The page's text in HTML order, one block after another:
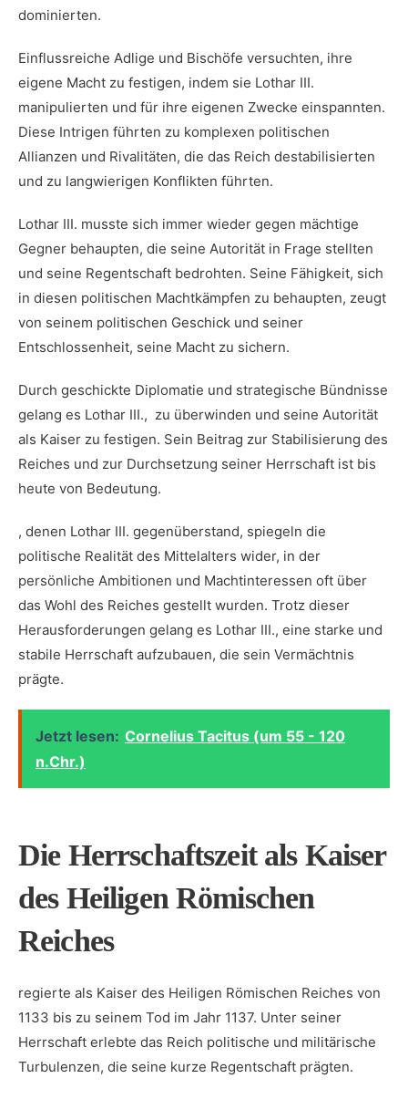
dominierten.
Einflussreiche⁤ Adlige und Bischöfe versuchten, ihre
eigene Macht zu​ festigen, indem sie Lothar III.
manipulierten und ‌für ihre eigenen Zwecke einspannten.
Diese Intrigen​ führten zu komplexen ​politischen
Allianzen und Rivalitäten, die ⁣das Reich destabilisierten
und zu langwierigen Konflikten führten.
Lothar III. musste sich ‍immer wieder gegen ‌mächtige
Gegner behaupten, die seine Autorität ​in Frage stellten
und seine Regentschaft bedrohten. Seine ⁢Fähigkeit, ⁣sich
in⁣ diesen politischen‍ Machtkämpfen‌ zu behaupten, zeugt
von seinem politischen Geschick und seiner
Entschlossenheit, seine Macht zu sichern.
Durch geschickte Diplomatie und strategische Bündnisse
gelang es Lothar III., ‍ zu ​überwinden und seine⁣ Autorität
als⁤ Kaiser zu festigen. Sein Beitrag zur Stabilisierung des
Reiches‌ und zur Durchsetzung‍ seiner Herrschaft ist bis
heute von Bedeutung.
, denen Lothar III. gegenüberstand, spiegeln die
politische⁣ Realität des Mittelalters ​wider, in der
persönliche Ambitionen und Machtinteressen oft über
das Wohl des⁤ Reiches gestellt wurden. ‌Trotz dieser
Herausforderungen gelang es Lothar III., eine starke ‌und
stabile Herrschaft aufzubauen, die sein Vermächtnis
prägte.
Jetzt lesen: Cornelius Tacitus (um 55 - 120
n.Chr.)
Die Herrschaftszeit als Kaiser
des Heiligen Römischen
Reiches
regierte​ als Kaiser des Heiligen Römischen ⁤Reiches​ von⁢
1133 bis zu seinem Tod im Jahr​ 1137. Unter seiner
Herrschaft erlebte das Reich ‍politische und militärische
Turbulenzen, die seine kurze Regentschaft prägten.